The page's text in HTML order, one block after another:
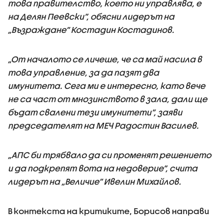
това правителство, което ни управлява, е
на Делян Пеевски”, обясни лидерът на
„Възраждане” Костадин Костадинов.
„От началото се личеше, че са май насила в
това управление, за да пазят два
имунитета. Сега ми е интересно, като вече
не са част от мнозинството в зала, дали ще
бъдат свалени тези имунитети”, заяви
председателят на МЕЧ Радостин Василев.
„АПС би трябвало да си променят решението
и да подкрепят вота на недоверие”, счита
лидерът на „Величие” Ивелин Михайлов.
В контекста на критиките, Борисов направи